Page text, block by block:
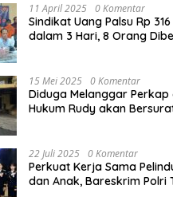
11 April 2025 0 Komentar
Sindikat Uang Palsu Rp
dalam 3 Hari, 8 Orang
15 Mei 2025 0 Komentar
Diduga Melanggar Perkap
Hukum Rudy akan
22 Juli 2025 0 Komentar
Perkuat Kerja Sama
dan Anak, Bareskrim Polri